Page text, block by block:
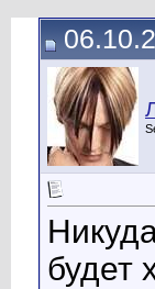
будет